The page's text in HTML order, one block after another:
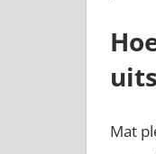
Mat